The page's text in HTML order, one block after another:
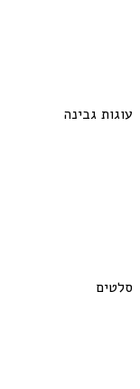
עוגות גבינה
סלטים